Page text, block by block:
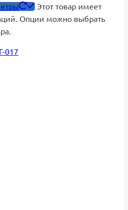
Этот товар имеет
Опции можно выбрать